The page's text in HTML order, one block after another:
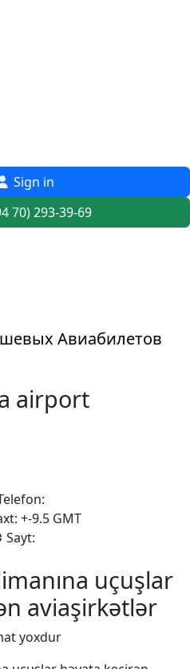
Sign in
70) 293-39-69
airport
+-9.5 GMT
Sayt:
uçuşlar
aviaşirkətlər
yoxdur